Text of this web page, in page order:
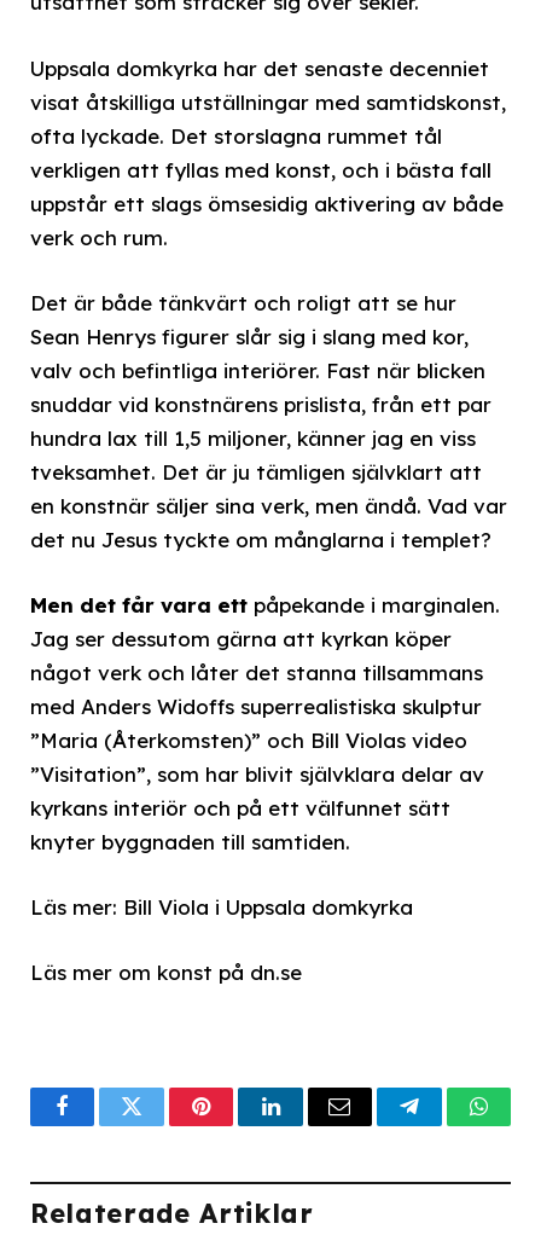
Uppsala domkyrka har det senaste decenniet
visat åtskilliga utställningar med samtidskonst,
ofta lyckade. Det storslagna rummet tål
verkligen att fyllas med konst, och i bästa fall
uppstår ett slags ömsesidig aktivering av både
verk och rum.
Det är både tänkvärt och roligt att se hur
Sean Henrys figurer slår sig i slang med kor,
valv och befintliga interiörer. Fast när blicken
snuddar vid konstnärens prislista, från ett par
hundra lax till 1,5 miljoner, känner jag en viss
tveksamhet. Det är ju tämligen självklart att
en konstnär säljer sina verk, men ändå. Vad var
det nu Jesus tyckte om månglarna i templet?
Men det får vara ett påpekande i marginalen.
Jag ser dessutom gärna att kyrkan köper
något verk och låter det stanna tillsammans
med Anders Widoffs superrealistiska skulptur
”Maria (Återkomsten)” och Bill Violas video
”Visitation”, som har blivit självklara delar av
kyrkans interiör och på ett välfunnet sätt
knyter byggnaden till samtiden.
Läs mer: Bill Viola i Uppsala domkyrka
Läs mer om konst på dn.se
FacebookTwitterPinterestLinkedInEmail Telegram
Relaterade Artiklar